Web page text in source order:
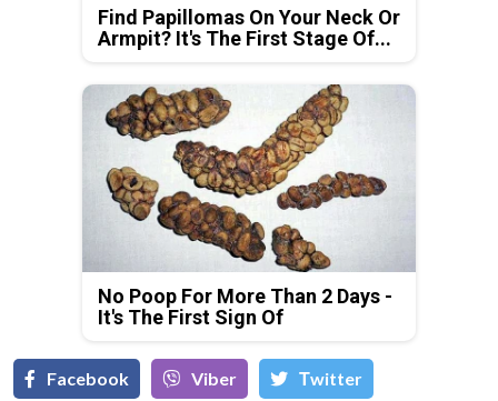
Find Papillomas On Your Neck Or
Armpit? It's The First Stage Of...
No Poop For More Than 2 Days -
It's The First Sign Of
Facebook Viber Тwitter